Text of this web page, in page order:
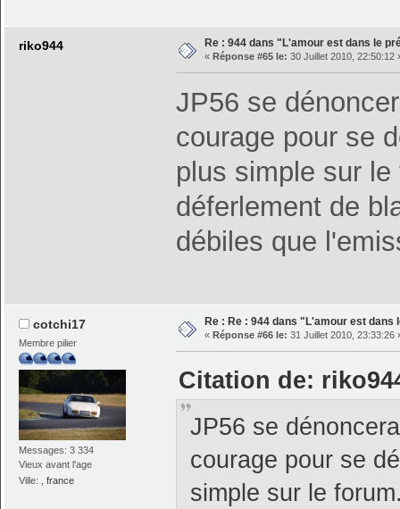
riko944 Re : 944 dans "L'amour est dans le
« Réponse #65 le: 30 Juillet 2010, 22:50:12
JP56 se
courage pour se
plus simple sur
déferlement de
débiles que
cotchi17
Membre pilier
Messages: 3 334
Vieux avant l'age
Ville:
, france
Re : Re : 944 dans "L'amour est dans
« Réponse #66 le: 31 Juillet 2010, 23:33:26
Citation de:
JP56 se
courage pour se
simple sur le